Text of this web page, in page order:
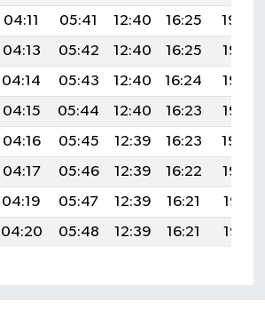
04:11 05:41 12:40 16:25
19:29
04:13 05:42 12:40 16:25
19:28
04:14 05:43 12:40 16:24
19:26
04:15 05:44 12:40 16:23
19:25
04:16 05:45 12:39 16:23
19:24
04:17 05:46 12:39 16:22
19:22
04:19 05:47 12:39 16:21
19:21
04:20 05:48 12:39 16:21 19:19